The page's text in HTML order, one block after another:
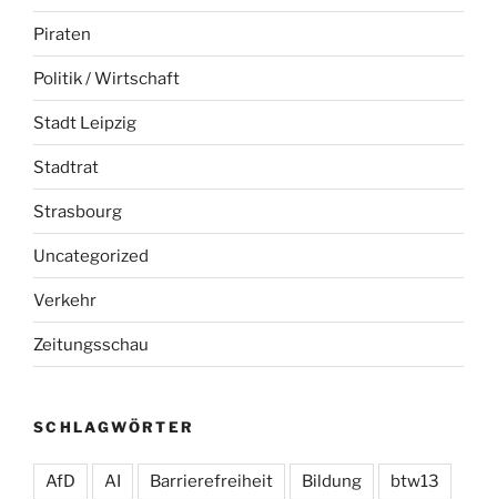
Piraten
Politik / Wirtschaft
Stadt Leipzig
Stadtrat
Strasbourg
Uncategorized
Verkehr
Zeitungsschau
SCHLAGWÖRTER
AfD AI Barrierefreiheit Bildung btw13